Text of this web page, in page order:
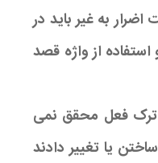
به غیر باید در
از واژه قصد
ترک فعل محقق نمی
یا تغییر دادند